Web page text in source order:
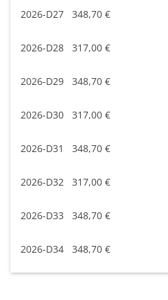
2026-D27 348,70 €
2026-D28 317,00 €
2026-D29 348,70 €
2026-D30 317,00 €
2026-D31 348,70 €
2026-D32 317,00 €
2026-D33 348,70 €
2026-D34 348,70 €